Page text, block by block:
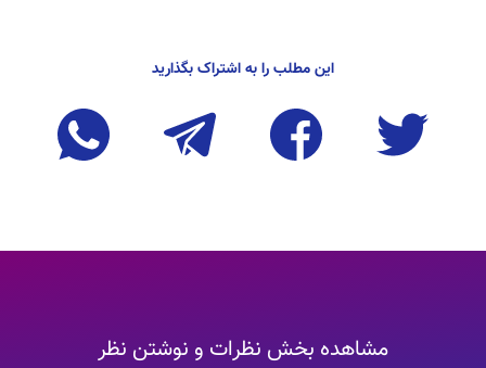
این مطلب را به اشتراک بگذارید
مشاهده بخش نظرات و نوشتن نظر